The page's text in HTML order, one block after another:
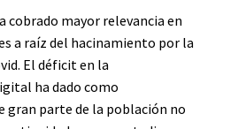
cobrado mayor relevancia en
a raíz del hacinamiento por la
El déficit en la
ha dado como
gran parte de la población no